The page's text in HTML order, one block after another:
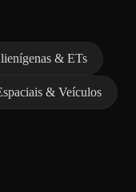
& ETs
& Veículos